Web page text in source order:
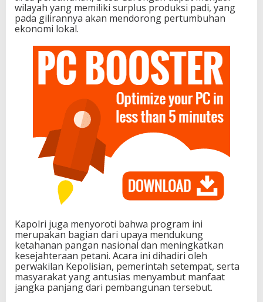
wilayah yang memiliki surplus produksi padi, yang
pada gilirannya akan mendorong pertumbuhan
ekonomi lokal.
Kapolri juga menyoroti bahwa program ini
merupakan bagian dari upaya mendukung
ketahanan pangan nasional dan meningkatkan
kesejahteraan petani. Acara ini dihadiri oleh
perwakilan Kepolisian, pemerintah setempat, serta
masyarakat yang antusias menyambut manfaat
jangka panjang dari pembangunan tersebut.